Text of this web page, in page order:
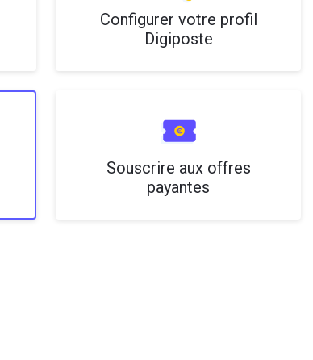
Configurer votre profil
Digiposte
Souscrire aux offres
payantes